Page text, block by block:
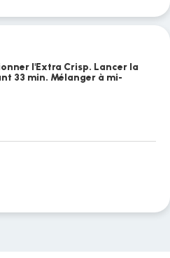
l'Extra Crisp. Lancer la
33 min. Mélanger à mi-